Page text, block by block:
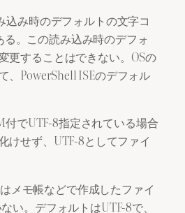
込み時のデフォルトの文字コ
。この読み込み時のデフォ
更することはできない。OSの
、PowerShell ISEのデフォル
付でUTF-8指定されている場合
けせず、UTF-8としてファイ
メモ帳などで作成したファイ
い。デフォルトはUTF-8で、